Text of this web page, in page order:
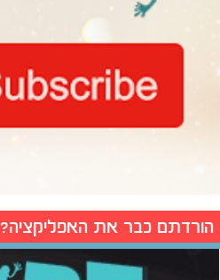
הורדתם כבר את האפליקציה?